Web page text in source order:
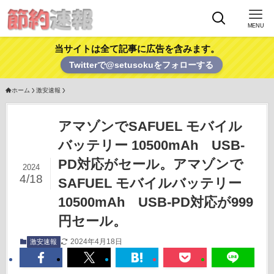
MENU
当サイトは全て記事に広告を含みます。
Twitterで@setusokuをフォローする
ホーム 激安速報
アマゾンでSAFUEL モバイル
バッテリー 10500mAh USB-
PD対応がセール。アマゾンで
SAFUEL モバイルバッテリー
10500mAh USB-PD対応が999
円セール。
2024
4/18
激安速報 2024年4月18日